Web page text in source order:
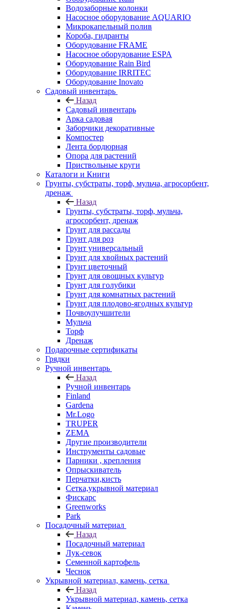
Водозаборные колонки
Насосное оборудование AQUARIO
Микрокапельный полив
Короба, гидранты
Оборудование FRAME
Насосное оборудование ESPA
Оборудование Rain Bird
Оборудование IRRITEC
Оборудование Inovato
Садовый инвентарь
Назад
Садовый инвентарь
Арка садовая
Заборчики декоративные
Компостер
Лента бордюрная
Опора для растений
Приствольные круги
Каталоги и Книги
Грунты, субстраты, торф, мульча, агросорбент,
дренаж
Назад
Грунты, субстраты, торф, мульча,
агросорбент, дренаж
Грунт для рассады
Грунт для роз
Грунт универсальный
Грунт для хвойных растений
Грунт цветочный
Грунт для овощных культур
Грунт для голубики
Грунт для комнатных растений
Грунт для плодово-ягодных культур
Почвоулучшители
Мульча
Торф
Дренаж
Подарочные сертификаты
Грядки
Ручной инвентарь
Назад
Ручной инвентарь
Finland
Gardena
Mr.Logo
TRUPER
ZEMA
Другие производители
Инструменты садовые
Парники , крепления
Опрыскиватель
Перчатки,кисть
Сетка,укрывной материал
Фискарс
Greenworks
Park
Посадочный материал
Назад
Посадочный материал
Лук-севок
Семенной картофель
Чеснок
Укрывной материал, камень, сетка
Назад
Укрывной материал, камень, сетка